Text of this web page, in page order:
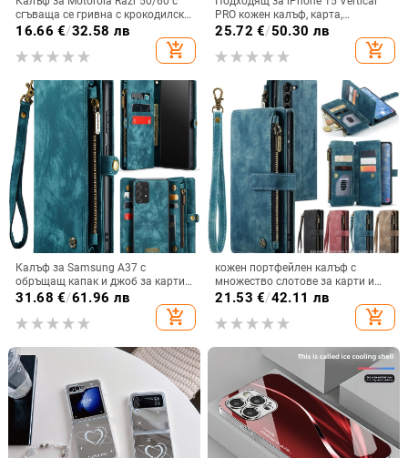
сгъваща се гривна с крокодилски
релеф
16.66 €/32.58 лв
add_shopping_cart
PRO кожен калъф, карта,
оксфордски плат, найлонов плат,
мобилен телефон
25.72 €/50.30 лв
add_shopping_cart
Калъф за Samsung A37 с
обръщащ капак и джоб за карти,
защита от падане, A16 джоб за
магнитно затваряне
31.68 €/61.96 лв
add_shopping_cart
кожен портфейлен калъф с
множество слотове за карти и
цип за iPhone 11–17 Pro Max, XR,
21.53 €/42.11 лв
add_shopping_cart